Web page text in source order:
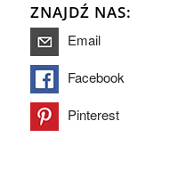
ZNAJDŹ NAS:
Email
Facebook
Pinterest